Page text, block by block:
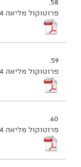
58.
פרוטוקול מליאה 19/24 מיום 10.12.24 נגיש
59.
פרוטוקול מליאה 19/24 מיום 10.12.24
60.
פרוטוקול מליאה 18/24 מיום 3.12.24